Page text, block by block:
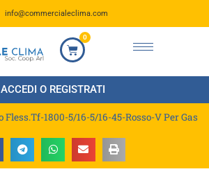
info@commercialeclima.com
0
ACCEDI O REGISTRATI
Fless.Tf-1800-5/16-5/16-45-Rosso-V Per Gas